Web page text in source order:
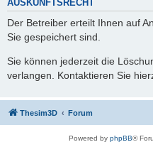
AUSKUNFTSRECHT
Der Betreiber erteilt Ihnen auf
Sie gespeichert sind.
Sie können jederzeit die
verlangen. Kontaktieren Sie
Thesim3D Forum
Powered by phpBB®